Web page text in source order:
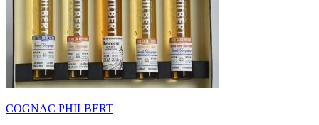
COGNAC PHILBERT